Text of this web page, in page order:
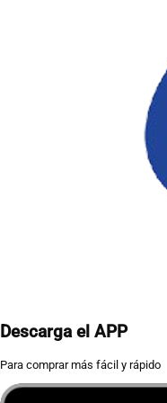
Descarga el APP
Para comprar más fácil y rápido